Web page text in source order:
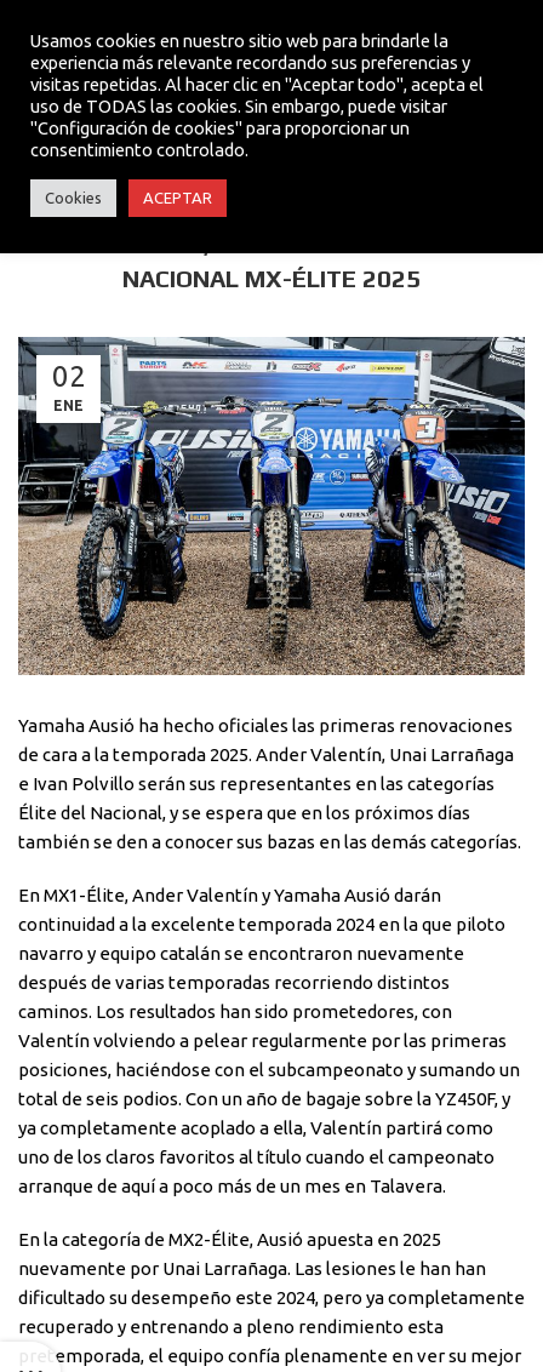
MENU
NACIONAL MX-ÉLITE 2025
02
ENE
Yamaha Ausió ha hecho oficiales las primeras renovaciones
de cara a la temporada 2025. Ander Valentín, Unai Larrañaga
e Ivan Polvillo serán sus representantes en las categorías
Élite del Nacional, y se espera que en los próximos días
también se den a conocer sus bazas en las demás categorías.
En MX1-Élite, Ander Valentín y Yamaha Ausió darán
continuidad a la excelente temporada 2024 en la que piloto
navarro y equipo catalán se encontraron nuevamente
después de varias temporadas recorriendo distintos
caminos. Los resultados han sido prometedores, con
Valentín volviendo a pelear regularmente por las primeras
posiciones, haciéndose con el subcampeonato y sumando un
total de seis podios. Con un año de bagaje sobre la YZ450F, y
ya completamente acoplado a ella, Valentín partirá como
uno de los claros favoritos al título cuando el campeonato
arranque de aquí a poco más de un mes en Talavera.
En la categoría de MX2-Élite, Ausió apuesta en 2025
nuevamente por Unai Larrañaga. Las lesiones le han han
dificultado su desempeño este 2024, pero ya completamente
recuperado y entrenando a pleno rendimiento esta
pretemporada, el equipo confía plenamente en ver su mejor
Usamos cookies en nuestro sitio web para brindarle la
experiencia más relevante recordando sus preferencias y
visitas repetidas. Al hacer clic en "Aceptar todo", acepta el
uso de TODAS las cookies. Sin embargo, puede visitar
"Configuración de cookies" para proporcionar un
consentimiento controlado.
Cookies ACEPTAR